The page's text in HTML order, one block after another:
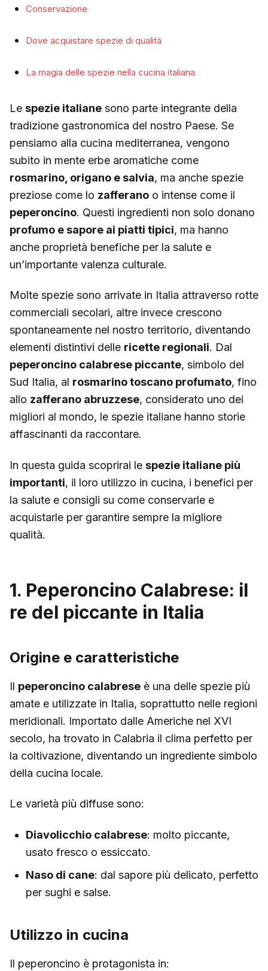
Conservazione
Dove acquistare spezie di qualità
La magia delle spezie nella cucina italiana
Le spezie italiane sono parte integrante della
tradizione gastronomica del nostro Paese. Se
pensiamo alla cucina mediterranea, vengono
subito in mente erbe aromatiche come
rosmarino, origano e salvia, ma anche spezie
preziose come lo zafferano o intense come il
peperoncino. Questi ingredienti non solo donano
profumo e sapore ai piatti tipici, ma hanno
anche proprietà benefiche per la salute e
un’importante valenza culturale.
Molte spezie sono arrivate in Italia attraverso rotte
commerciali secolari, altre invece crescono
spontaneamente nel nostro territorio, diventando
elementi distintivi delle ricette regionali. Dal
peperoncino calabrese piccante, simbolo del
Sud Italia, al rosmarino toscano profumato, fino
allo zafferano abruzzese, considerato uno dei
migliori al mondo, le spezie italiane hanno storie
affascinanti da raccontare.
In questa guida scoprirai le spezie italiane più
importanti, il loro utilizzo in cucina, i benefici per
la salute e consigli su come conservarle e
acquistarle per garantire sempre la migliore
qualità.
1. Peperoncino Calabrese: il
re del piccante in Italia
Origine e caratteristiche
Il peperoncino calabrese è una delle spezie più
amate e utilizzate in Italia, soprattutto nelle regioni
meridionali. Importato dalle Americhe nel XVI
secolo, ha trovato in Calabria il clima perfetto per
la coltivazione, diventando un ingrediente simbolo
della cucina locale.
Le varietà più diffuse sono:
Diavolicchio calabrese: molto piccante,
usato fresco o essiccato.
Naso di cane: dal sapore più delicato, perfetto
per sughi e salse.
Utilizzo in cucina
Il peperoncino è protagonista in: